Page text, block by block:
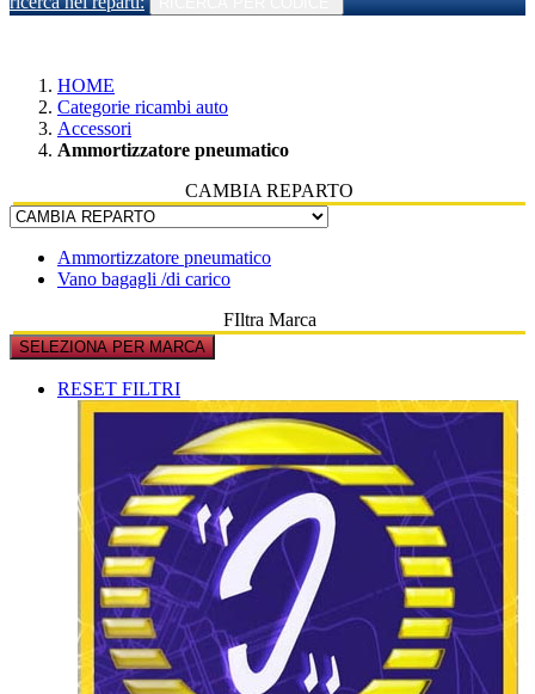
HOME
Categorie ricambi auto
Accessori
Ammortizzatore pneumatico
CAMBIA REPARTO
Ammortizzatore pneumatico
Vano bagagli /di carico
FIltra Marca
SELEZIONA PER MARCA
RESET FILTRI